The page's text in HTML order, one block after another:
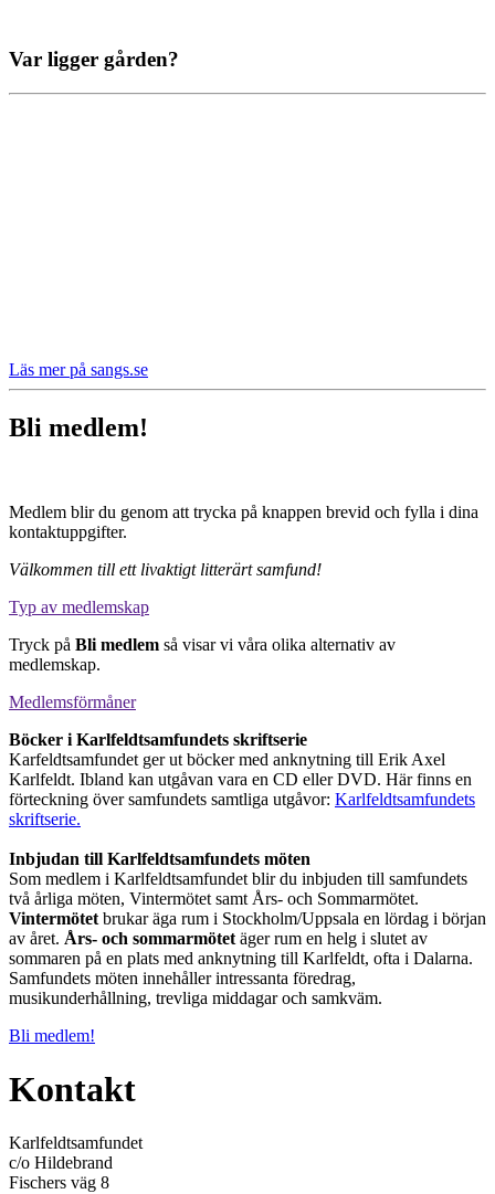
Var ligger gården?
Läs mer på sangs.se
Bli medlem!
Medlem blir du genom att trycka på knappen brevid och fylla i dina
kontaktuppgifter.
Välkommen till ett livaktigt litterärt samfund!
Typ av medlemskap
Tryck på Bli medlem så visar vi våra olika alternativ av
medlemskap.
Medlemsförmåner
Böcker i Karlfeldtsamfundets skriftserie
Karfeldtsamfundet ger ut böcker med anknytning till Erik Axel
Karlfeldt. Ibland kan utgåvan vara en CD eller DVD. Här finns en
förteckning över samfundets samtliga utgåvor: Karlfeldtsamfundets
skriftserie.
Inbjudan till Karlfeldtsamfundets möten
Som medlem i Karlfeldtsamfundet blir du inbjuden till samfundets
två årliga möten, Vintermötet samt Års- och Sommarmötet.
Vintermötet brukar äga rum i Stockholm/Uppsala en lördag i början
av året. Års- och sommarmötet äger rum en helg i slutet av
sommaren på en plats med anknytning till Karlfeldt, ofta i Dalarna.
Samfundets möten innehåller intressanta föredrag,
musikunderhållning, trevliga middagar och samkväm.
Bli medlem!
Kontakt
Karlfeldtsamfundet
c/o Hildebrand
Fischers väg 8